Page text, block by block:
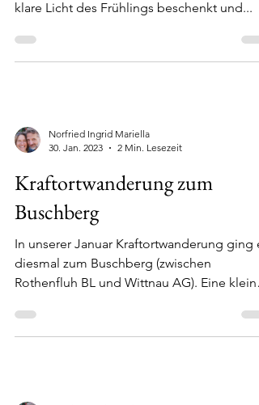
Die Reise ins Tessin
Sei herzlich gegrüsst Im Innen wie im
findet gerade viel Bewegung statt und das
Norfried Ingrid Mariella
30. Jan. 2023
Kraftortwanderung zum
Buschberg
In unserer Januar Kraftortwanderung ging
diesmal zum Buschberg (zwischen